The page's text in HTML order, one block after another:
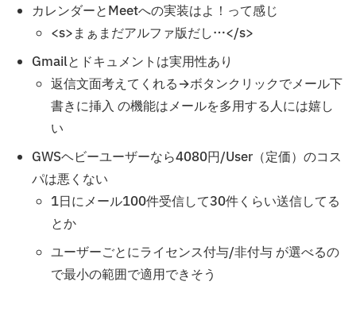
カレンダーとMeetへの実装はよ！って感じ
<s>まぁまだアルファ版だし…</s>
Gmailとドキュメントは実用性あり
返信文面考えてくれる→ボタンクリックでメール下
書きに挿入 の機能はメールを多用する人には嬉し
い
GWSヘビーユーザーなら4080円/User（定価）のコス
パは悪くない
1日にメール100件受信して30件くらい送信してる
とか
ユーザーごとにライセンス付与/非付与 が選べるの
で最小の範囲で適用できそう